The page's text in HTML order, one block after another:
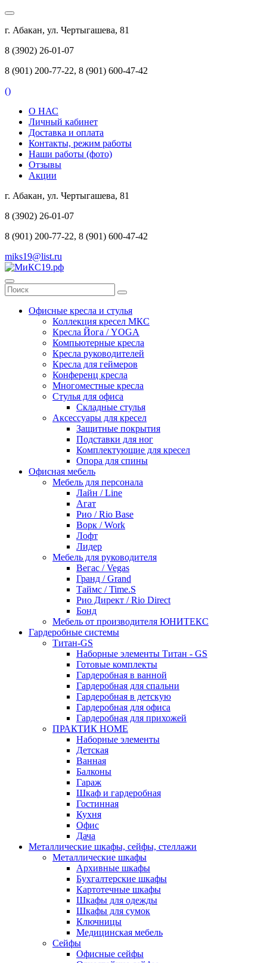
г. Абакан, ул. Чертыгашева, 81
8 (3902) 26-01-07
8 (901) 200-77-22, 8 (901) 600-47-42
()
О НАС
Личный кабинет
Доставка и оплата
Контакты, режим работы
Наши работы (фото)
Отзывы
Акции
г. Абакан, ул. Чертыгашева, 81
8 (3902) 26-01-07
8 (901) 200-77-22, 8 (901) 600-47-42
miks19@list.ru
Офисные кресла и стулья
Коллекция кресел МКС
Кресла Йога / YOGA
Компьютерные кресла
Кресла руководителей
Кресла для геймеров
Конференц кресла
Многоместные кресла
Стулья для офиса
Складные стулья
Аксессуары для кресел
Защитные покрытия
Подставки для ног
Комплектующие для кресел
Опора для спины
Офисная мебель
Мебель для персонала
Лайн / Line
Агат
Рио / Rio Base
Ворк / Work
Лофт
Лидер
Мебель для руководителя
Вегас / Vegas
Гранд / Grand
Таймс / Time.S
Рио Директ / Rio Direct
Бонд
Мебель от производителя ЮНИТЕКС
Гардеробные системы
Титан-GS
Наборные элементы Титан - GS
Готовые комплекты
Гардеробная в ванной
Гардеробная для спальни
Гардеробная в детскую
Гардеробная для офиса
Гардеробная для прихожей
ПРАКТИК HOME
Наборные элементы
Детская
Ванная
Балконы
Гараж
Шкаф и гардеробная
Гостинная
Кухня
Офис
Дача
Металлические шкафы, сейфы, стеллажи
Металлические шкафы
Архивные шкафы
Бухгалтерские шкафы
Картотечные шкафы
Шкафы для одежды
Шкафы для сумок
Ключницы
Медицинская мебель
Сейфы
Офисные сейфы